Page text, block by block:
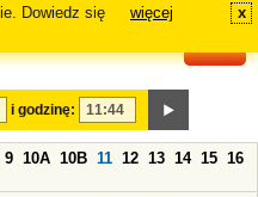
Dowiedz się
więcej x
i godzinę:
9 10A 10B 11 12 13 14 15 16